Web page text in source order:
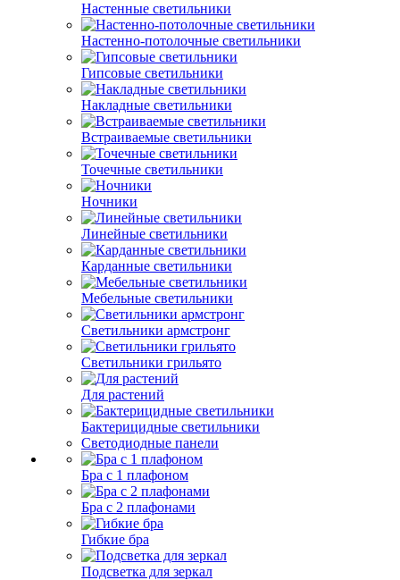
Настенные светильники
Настенно-потолочные светильники
Гипсовые светильники
Накладные светильники
Встраиваемые светильники
Точечные светильники
Ночники
Линейные светильники
Карданные светильники
Мебельные светильники
Светильники армстронг
Светильники грильято
Для растений
Бактерицидные светильники
Светодиодные панели
Бра с 1 плафоном
Бра с 2 плафонами
Гибкие бра
Подсветка для зеркал